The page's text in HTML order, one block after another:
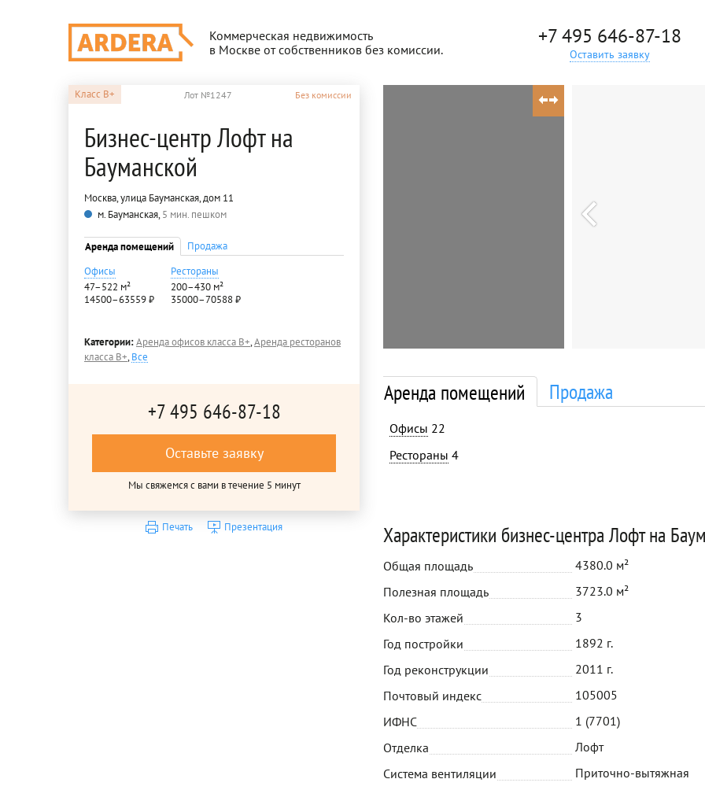
Коммерческая недвижимость
в Москве от собственников без комиссии.
+7 495 646-87-18
Оставить заявку
Класс B+ Лот №1247 Без комиссии
Бизнес-центр Лофт на
Бауманской
Москва, улица Бауманская, дом 11
м. Бауманская,5 мин. пешком
Аренда помещений
Продажа
Офисы
47–522 м²
14500–63559 ₽
Рестораны
200–430 м²
35000–70588 ₽
Категории:Аренда офисов класса B+,Аренда ресторанов
класса B+,Все
+7 495 646-87-18
Оставьте заявку
Мы свяжемся с вами в течение 5 минут
Печать Презентация
Аренда помещений Продажа
Офисы 22
Рестораны 4
Характеристики бизнес-центра Лофт на
Общая площадь
4380.0 м²
Полезная площадь
3723.0 м²
Кол-во этажей
3
Год постройки
1892 г.
Год реконструкции
2011 г.
Почтовый индекс
105005
ИФНС
1 (7701)
Отделка
Лофт
Система вентиляции
Приточно-вытяжная